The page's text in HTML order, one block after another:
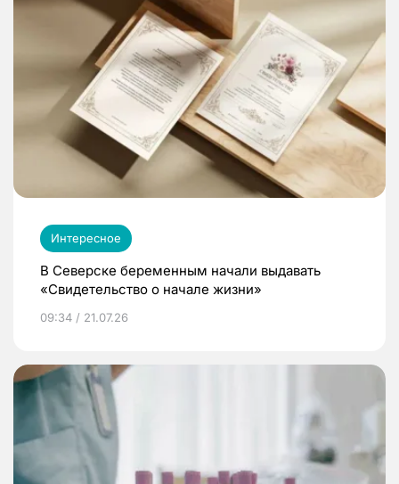
Интересное
В Северске беременным начали выдавать
«Свидетельство о начале жизни»
09:34 / 21.07.26